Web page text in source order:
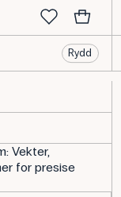
Rydd
Vekter,
for presise